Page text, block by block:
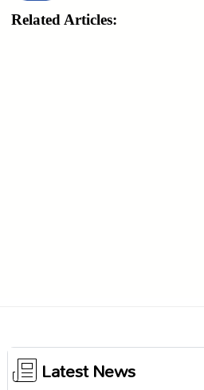
Related Articles:
Latest News